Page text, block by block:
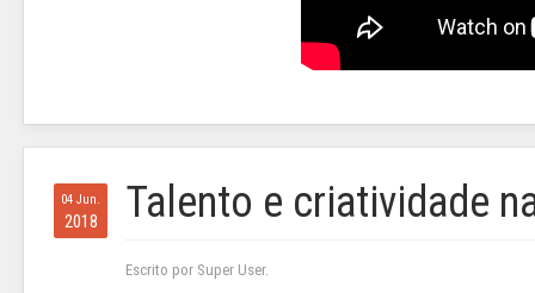
04 Jun.
2018 Talento e criatividade
Escrito por Super User.